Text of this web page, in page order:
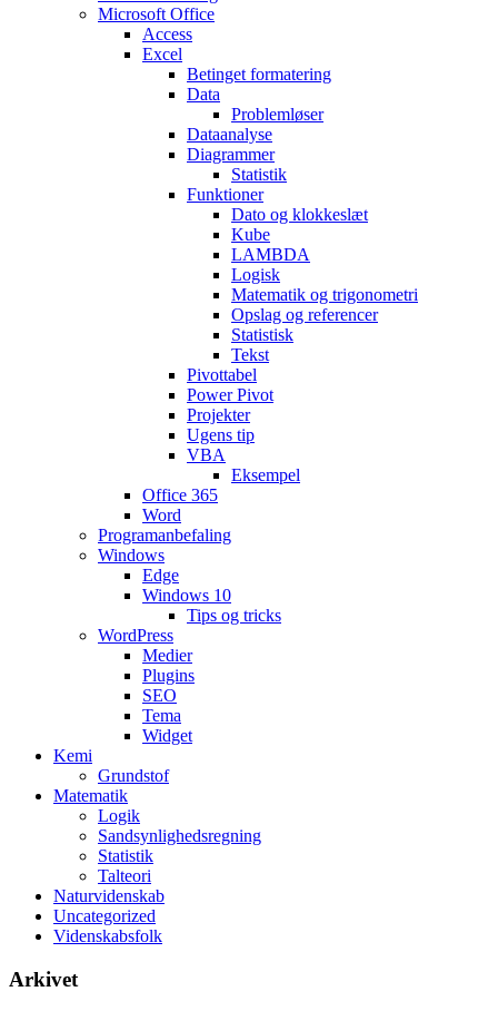
Microsoft Office
Access
Excel
Betinget formatering
Data
Problemløser
Dataanalyse
Diagrammer
Statistik
Funktioner
Dato og klokkeslæt
Kube
LAMBDA
Logisk
Matematik og trigonometri
Opslag og referencer
Statistisk
Tekst
Pivottabel
Power Pivot
Projekter
Ugens tip
VBA
Eksempel
Office 365
Word
Programanbefaling
Windows
Edge
Windows 10
Tips og tricks
WordPress
Medier
Plugins
SEO
Tema
Widget
Kemi
Grundstof
Matematik
Logik
Sandsynlighedsregning
Statistik
Talteori
Naturvidenskab
Uncategorized
Videnskabsfolk
Arkivet